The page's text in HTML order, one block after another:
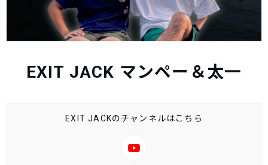
EXIT JACK マンペー＆太一
EXIT JACKのチャンネルはこちら